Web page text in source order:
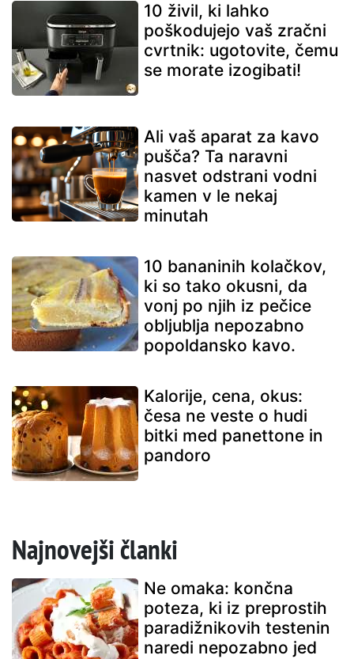
10 živil, ki lahko
poškodujejo vaš zračni
cvrtnik: ugotovite, čemu
se morate izogibati!
Ali vaš aparat za kavo
pušča? Ta naravni
nasvet odstrani vodni
kamen v le nekaj
minutah
10 bananinih kolačkov,
ki so tako okusni, da
vonj po njih iz pečice
obljublja nepozabno
popoldansko kavo.
Kalorije, cena, okus:
česa ne veste o hudi
bitki med panettone in
pandoro
Najnovejši članki
Ne omaka: končna
poteza, ki iz preprostih
paradižnikovih testenin
naredi nepozabno jed